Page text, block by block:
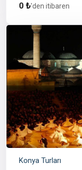
0 ₺'den itibaren
Konya Turları